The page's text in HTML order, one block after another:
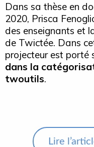
Dans sa thèse en
2020, Prisca
des enseignants et
de Twictée. Dans
projecteur est porté
dans la
twoutils.
Lire